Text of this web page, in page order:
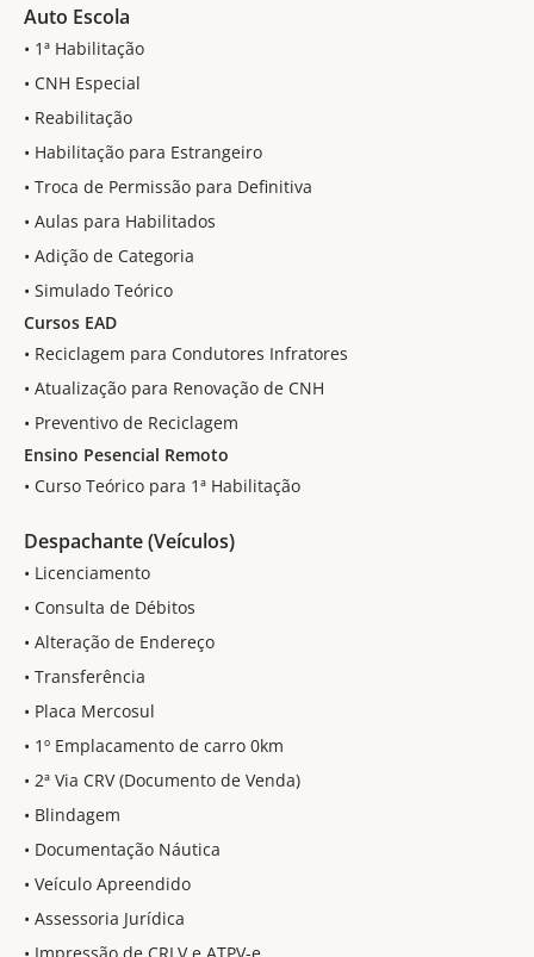
Auto Escola
• 1ª Habilitação
• CNH Especial
• Reabilitação
• Habilitação para Estrangeiro
• Troca de Permissão para Definitiva
• Aulas para Habilitados
• Adição de Categoria
• Simulado Teórico
Cursos EAD
• Reciclagem para Condutores Infratores
• Atualização para Renovação de CNH
• Preventivo de Reciclagem
Ensino Pesencial Remoto
• Curso Teórico para 1ª Habilitação
Despachante (Veículos)
• Licenciamento
• Consulta de Débitos
• Alteração de Endereço
• Transferência
• Placa Mercosul
• 1º Emplacamento de carro 0km
• 2ª Via CRV (Documento de Venda)
• Blindagem
• Documentação Náutica
• Veículo Apreendido
• Assessoria Jurídica
• Impressão de CRLV e ATPV-e